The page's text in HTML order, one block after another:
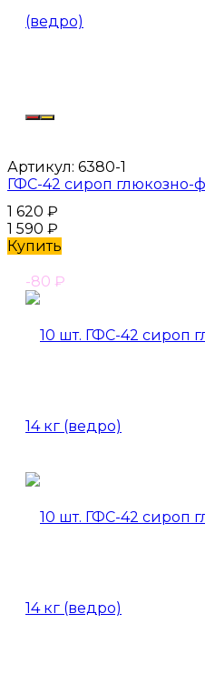
Артикул: 6380-1
ГФС-42 сироп глюкозно-
1 620 ₽
1 590 ₽
Купить
-80 ₽